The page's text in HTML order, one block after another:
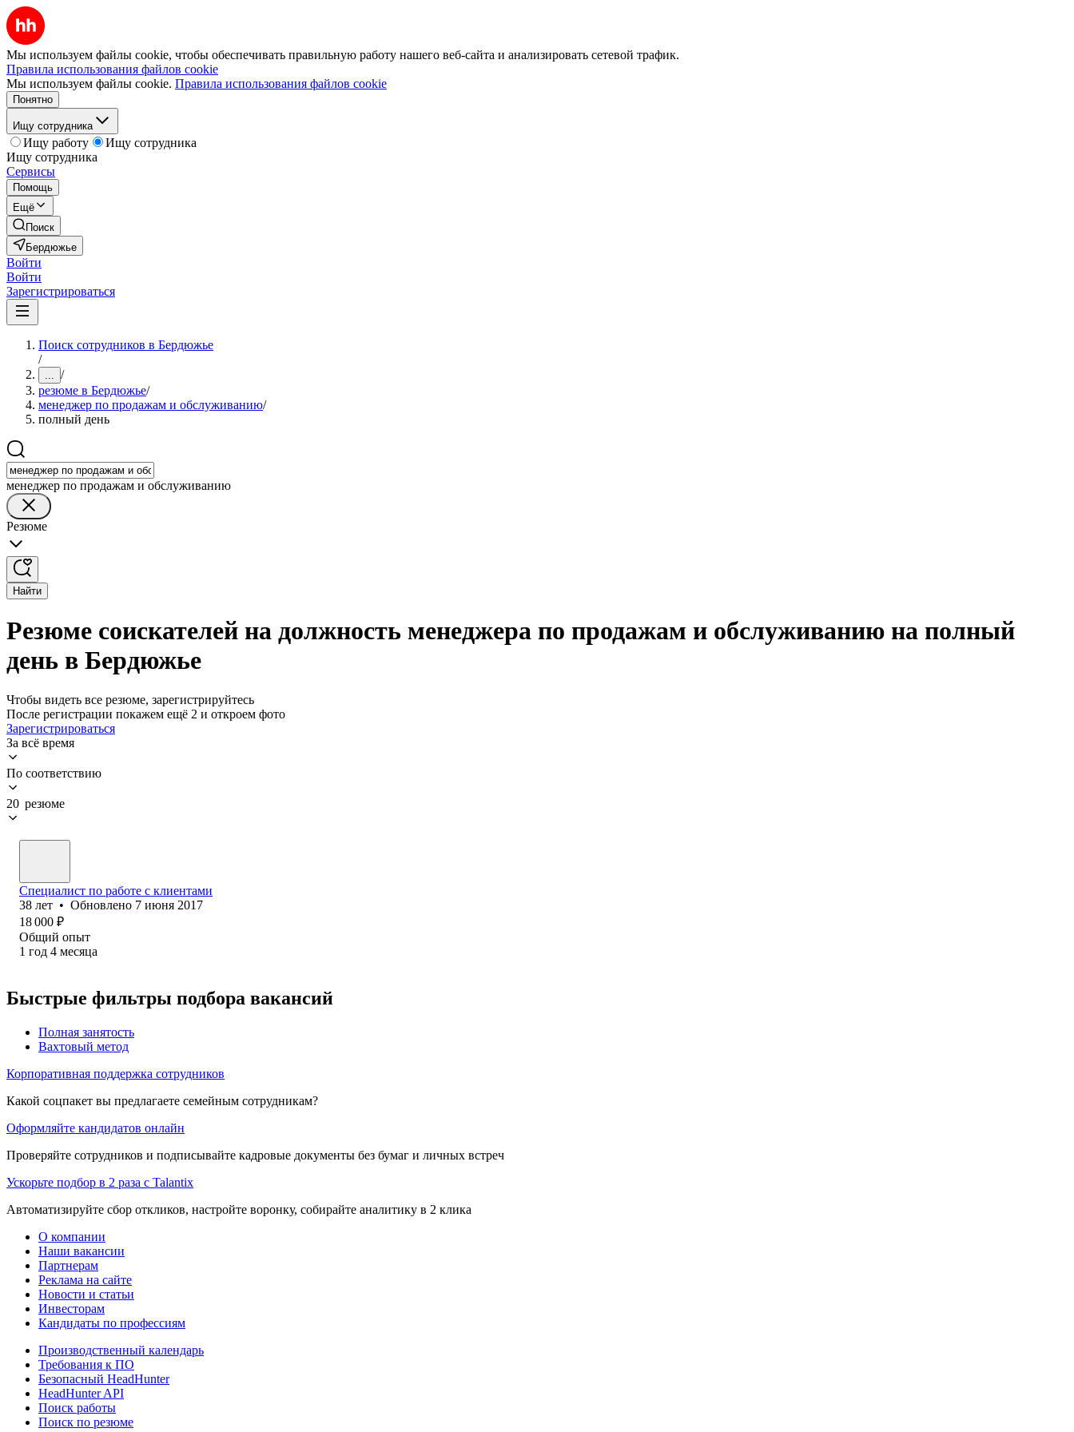
Мы используем файлы cookie, чтобы обеспечивать правильную работу нашего веб-сайта и анализировать сетевой трафик.
Правила использования файлов cookie
Мы используем файлы cookie. Правила использования файлов cookie
Понятно
Ищу сотрудника
Ищу работу
Ищу сотрудника
Ищу сотрудника
Сервисы
Помощь
Ещё
Поиск
Бердюжье
Войти
Войти
Зарегистрироваться
Поиск сотрудников в Бердюжье
/
... /
резюме в Бердюжье/
менеджер по продажам и обслуживанию/
полный день
менеджер по продажам и обслуживанию
Резюме
Найти
Резюме соискателей на должность менеджера по продажам и обслуживанию на полный
день в Бердюжье
Чтобы видеть все резюме, зарегистрируйтесь
После регистрации покажем ещё 2 и откроем фото
Зарегистрироваться
За всё время
По соответствию
20 резюме
Специалист по работе с клиентами
38 лет • Обновлено 7 июня 2017
18 000 ₽
Общий опыт
1 год 4 месяца
Быстрые фильтры подбора вакансий
Полная занятость
Вахтовый метод
Корпоративная поддержка сотрудников
Какой соцпакет вы предлагаете семейным сотрудникам?
Оформляйте кандидатов онлайн
Проверяйте сотрудников и подписывайте кадровые документы без бумаг и личных встреч
Ускорьте подбор в 2 раза с Talantix
Автоматизируйте сбор откликов, настройте воронку, собирайте аналитику в 2 клика
О компании
Наши вакансии
Партнерам
Реклама на сайте
Новости и статьи
Инвесторам
Кандидаты по профессиям
Производственный календарь
Требования к ПО
Безопасный HeadHunter
HeadHunter API
Поиск работы
Поиск по резюме